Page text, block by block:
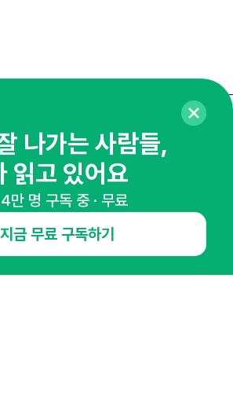
드릴게요!
시키는 뉴스레터
나가는 사람들,
읽고 있어요
만 명 구독 중 · 무료
지금 무료 구독하기